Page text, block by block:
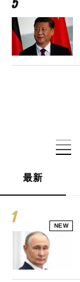
最新
NEW